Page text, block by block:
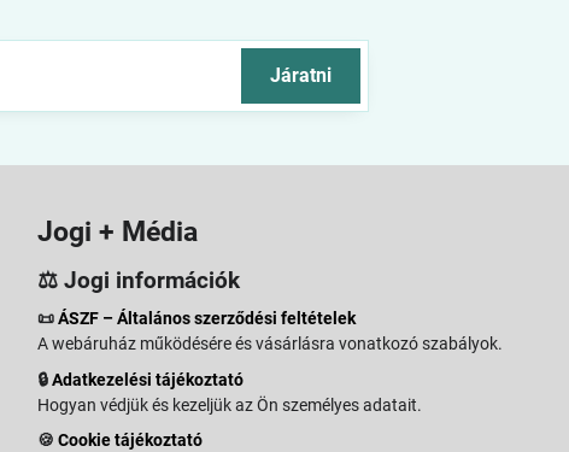
Járatni
Jogi + Média
⚖️ Jogi információk
📜ÁSZF – Általános szerződési feltételek
A webáruház működésére és vásárlásra vonatkozó szabályok.
🔒Adatkezelési tájékoztató
Hogyan védjük és kezeljük az Ön személyes adatait.
🍪Cookie tájékoztató